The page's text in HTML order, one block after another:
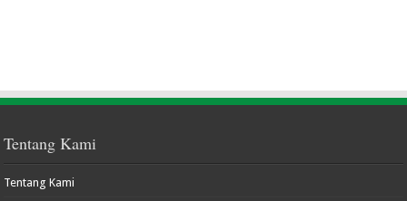
Tentang Kami
Tentang Kami